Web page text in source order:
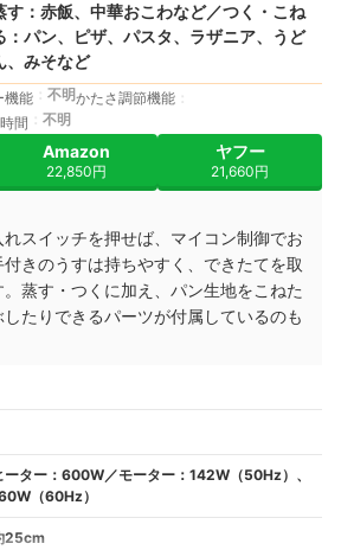
す：赤飯、中華おこわなど／つく・こね
：パン、ピザ、パスタ、ラザニア、うど
、みそなど
機能 不明かたさ調節機能
間 不明
Amazon
22,850円
ヤフー
21,660円
スイッチを押せば、マイコン制御でお
きのうすは持ちやすく、できたてを取
蒸す・つくに加え、パン生地をこねた
たりできるパーツが付属しているのも
ーター：600W／モーター：142W（50Hz）、
（60Hz）
25cm